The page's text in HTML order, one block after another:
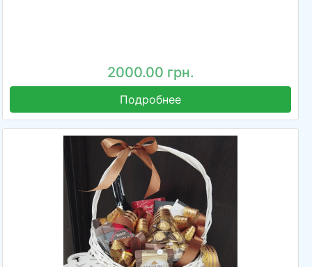
2000.00 грн.
Подробнее